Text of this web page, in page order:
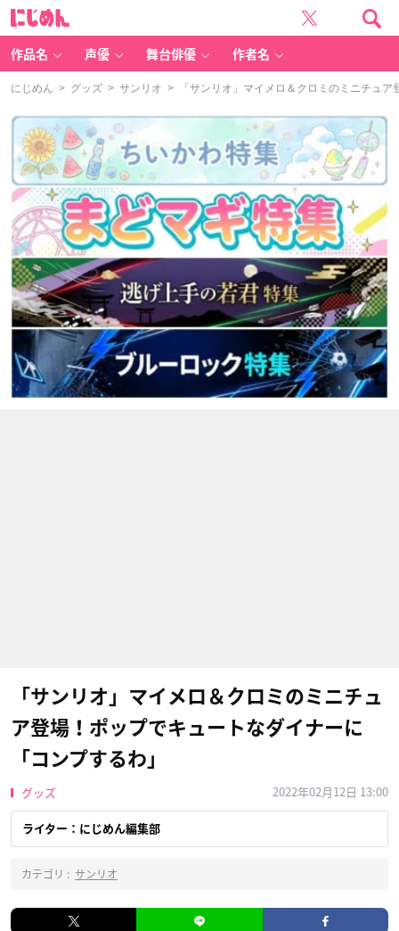
作品名 声優 舞台俳優 作者名
にじめん > グッズ > サンリオ > 「サンリオ」マイメロ＆クロミのミニチュア
「サンリオ」マイメロ＆クロミのミニチュ
ア登場！ポップでキュートなダイナーに
「コンプするわ」
グッズ 2022年02月12日 13:00
ライター：にじめん編集部
カテゴリ : サンリオ